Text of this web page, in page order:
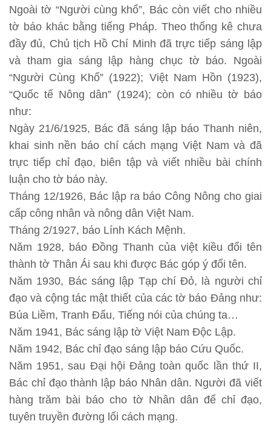
Ngoài tờ “Người cùng khổ”, Bác còn viết cho nhiều
tờ báo khác bằng tiếng Pháp. Theo thống kê chưa
đầy đủ, Chủ tịch Hồ Chí Minh đã trực tiếp sáng lập
và tham gia sáng lập hàng chục tờ báo. Ngoài
“Người Cùng Khổ” (1922); Việt Nam Hồn (1923),
“Quốc tế Nông dân” (1924); còn có nhiều tờ báo
như:
Ngày 21/6/1925, Bác đã sáng lập báo Thanh niên,
khai sinh nền báo chí cách mạng Việt Nam và đã
trực tiếp chỉ đạo, biên tập và viết nhiều bài chính
luận cho tờ báo này.
Tháng 12/1926, Bác lập ra báo Công Nông cho giai
cấp công nhân và nông dân Việt Nam.
Tháng 2/1927, báo Lính Kách Mệnh.
Năm 1928, báo Đồng Thanh của việt kiều đổi tên
thành tờ Thân Ái sau khi được Bác góp ý đổi tên.
Năm 1930, Bác sáng lập Tạp chí Đỏ, là người chỉ
đạo và cộng tác mật thiết của các tờ báo Đảng như:
Búa Liềm, Tranh Đấu, Tiếng nói của chúng ta…
Năm 1941, Bác sáng lập tờ Việt Nam Độc Lập.
Năm 1942, Bác chỉ đạo sáng lập báo Cứu Quốc.
Năm 1951, sau Đại hội Đảng toàn quốc lần thứ II,
Bác chỉ đạo thành lập báo Nhân dân. Người đã viết
hàng trăm bài báo cho tờ Nhân dân để chỉ đạo,
tuyên truyền đường lối cách mạng.